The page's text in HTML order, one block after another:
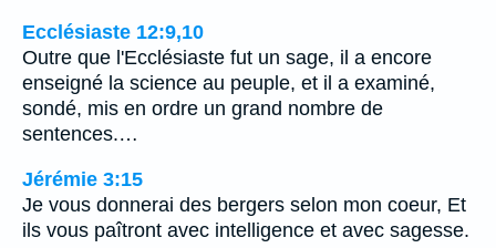
Ecclésiaste 12:9,10
Outre que l'Ecclésiaste fut un sage, il a encore
enseigné la science au peuple, et il a examiné,
sondé, mis en ordre un grand nombre de
sentences.…
Jérémie 3:15
Je vous donnerai des bergers selon mon coeur, Et
ils vous paîtront avec intelligence et avec sagesse.